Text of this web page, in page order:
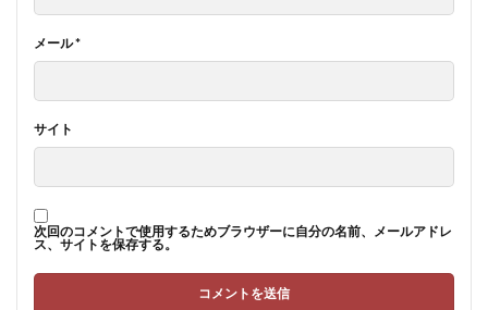
メール*
サイト
次回のコメントで使用するためブラウザーに自分の名前、メールアドレ
ス、サイトを保存する。